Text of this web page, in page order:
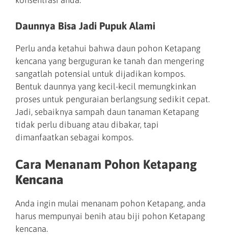
Daunnya Bisa Jadi Pupuk Alami
Perlu anda ketahui bahwa daun pohon Ketapang
kencana yang berguguran ke tanah dan mengering
sangatlah potensial untuk dijadikan kompos.
Bentuk daunnya yang kecil-kecil memungkinkan
proses untuk penguraian berlangsung sedikit cepat.
Jadi, sebaiknya sampah daun tanaman Ketapang
tidak perlu dibuang atau dibakar, tapi
dimanfaatkan sebagai kompos.
Cara Menanam Pohon Ketapang
Kencana
Anda ingin mulai menanam pohon Ketapang, anda
harus mempunyai benih atau biji pohon Ketapang
kencana.